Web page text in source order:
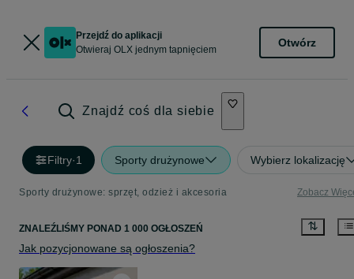
Przejdź do aplikacji
Otwieraj OLX jednym tapnięciem
Otwórz
Znajdź coś dla siebie
Filtry·1 Sporty drużynowe Wybierz lokalizację
Sporty drużynowe: sprzęt, odzież i akcesoria Zobacz
ZNALEŹLIŚMY PONAD 1 000 OGŁOSZEŃ
Jak pozycjonowane są ogłoszenia?